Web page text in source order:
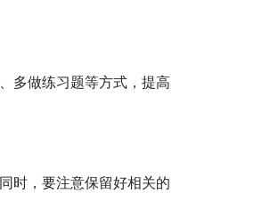
多做练习题等方式，提高
时，要注意保留好相关的